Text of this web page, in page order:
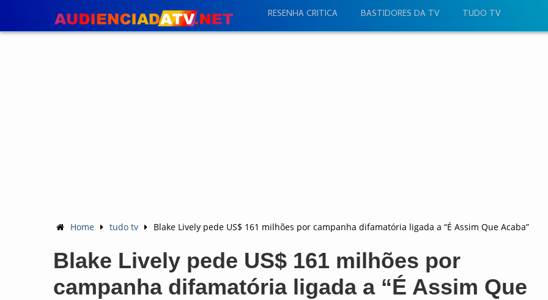
RESENHA CRITICA BASTIDORES DA TV TUDO TV
Home tudo tv Blake Lively pede US$ 161 milhões por campanha difamatória ligada a “É Assim Que Acaba”
Blake Lively pede US$ 161 milhões por
campanha difamatória ligada a “É Assim Que